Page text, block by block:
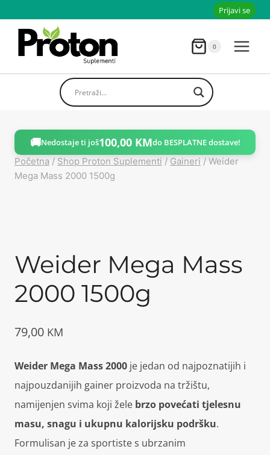
sadržaja
Prijavi se
0
🚚Nedostaje ti još100,00 KMdo BESPLATNE dostave!
Početna / Shop Proton Suplementi / Gaineri / Weider
Mega Mass 2000 1500g
Weider Mega Mass
2000 1500g
79,00 KM
Weider Mega Mass 2000 je jedan od najpoznatijih i
najpouzdanijih gainer proizvoda na tržištu,
namijenjen svima koji žele brzo povećati tjelesnu
masu, snagu i ukupnu kalorijsku podršku.
Formulisan je za sportiste s ubrzanim